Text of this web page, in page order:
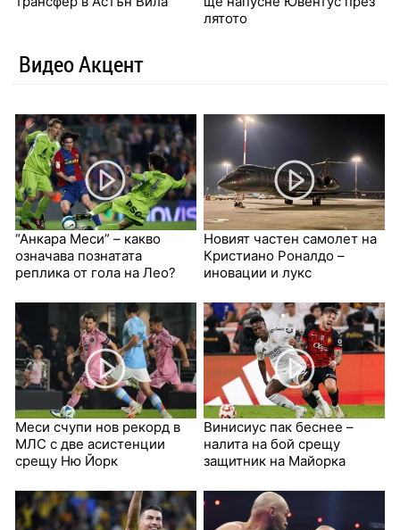
лятото
Видео Акцент
“Анкара Меси” – какво
означава познатата
реплика от гола на Лео?
Новият частен самолет на
Кристиано Роналдо –
иновации и лукс
Меси счупи нов рекорд в
МЛС с две асистенции
срещу Ню Йорк
Винисиус пак беснее –
налита на бой срещу
защитник на Майорка